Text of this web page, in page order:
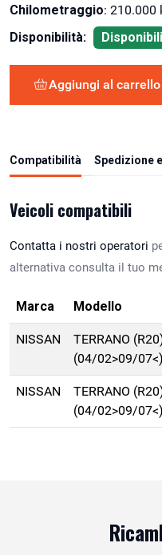
Chilometraggio: 210.000
Disponibilità:
Aggiungi al carrello
Compatibilità Spedizione
Veicoli compatibili
Contatta i nostri operatori
alternativa consulta il tuo
Marca Modello
NISSAN
TERRANO
(04/02>09/07<)
NISSAN
TERRANO
(04/02>09/07<)